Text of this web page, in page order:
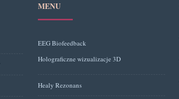
MENU
EEG Biofeedback
Holograficzne wizualizacje 3D
Healy Rezonans